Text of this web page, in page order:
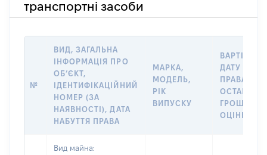
транспортні засоби
№
ВИД, ЗАГАЛЬНА
ІНФОРМАЦІЯ ПРО
ОБʼЄКТ,
ІДЕНТИФІКАЦІЙНИЙ
НОМЕР (ЗА
НАЯВНОСТІ), ДАТА
НАБУТТЯ ПРАВА
МАРКА,
МОДЕЛЬ,
РІК
ВИПУСКУ
ВАРТІСТЬ
ДАТУ
ПРАВА
ОЦІНКОЮ,
Вид майна: